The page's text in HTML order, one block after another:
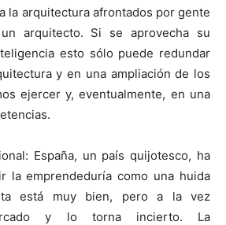
la arquitectura afrontados por gente
arquitecto. Si se aprovecha su
esto sólo puede redundar
y en una ampliación de los
ejercer y, eventualmente, en una
España, un país quijotesco, ha
la emprendeduría como una huida
está muy bien, pero a la vez
y lo torna incierto. La